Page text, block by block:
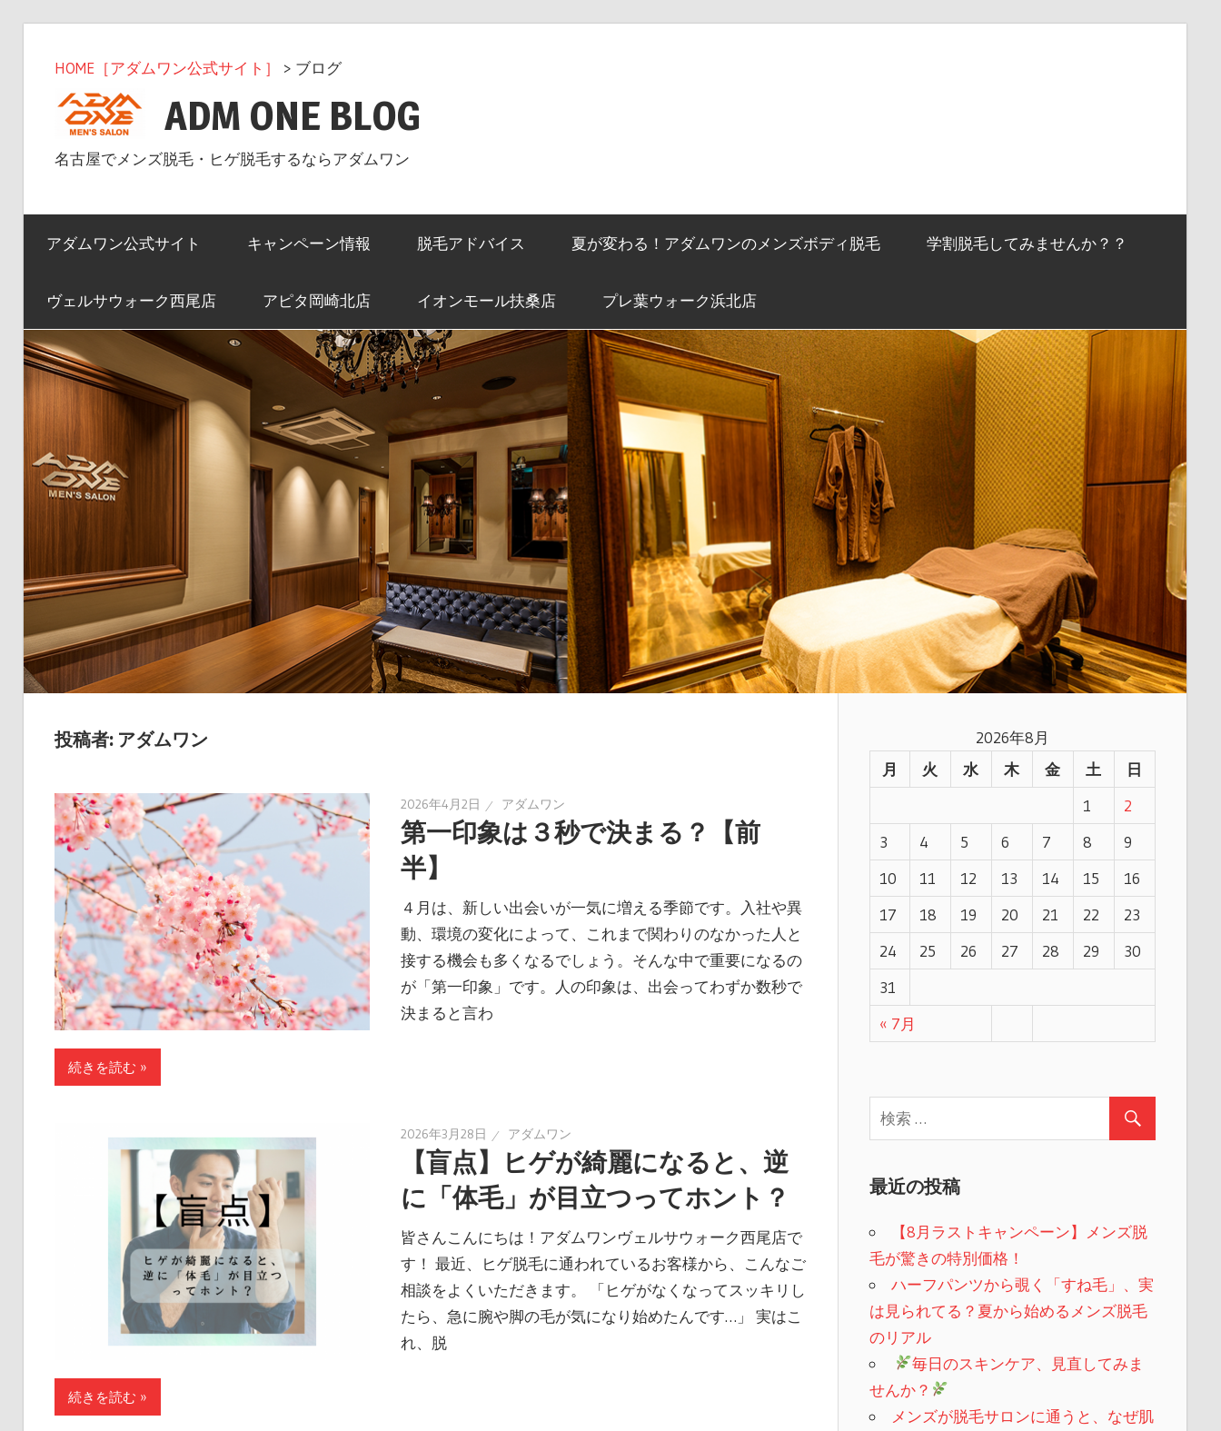
キ
HOME［アダムワン公式サイト］ > ブログ
ADM ONE BLOG
名古屋でメンズ脱毛・ヒゲ脱毛するならアダムワン
アダムワン公式サイト キャンペーン情報 脱毛アドバイス 夏が変わる！アダムワンのメンズボディ脱毛 学割脱毛してみませんか？？
ヴェルサウォーク西尾店 アピタ岡崎北店 イオンモール扶桑店 プレ葉ウォーク浜北店
投稿者: アダムワン
2026年4月2日 アダムワン
第一印象は３秒で決まる？【前
半】
４月は、新しい出会いが一気に増える季節です。入社や異
動、環境の変化によって、これまで関わりのなかった人と
接する機会も多くなるでしょう。そんな中で重要になるの
が「第一印象」です。人の印象は、出会ってわずか数秒で
決まると言わ
続きを読む »
2026年3月28日 アダムワン
【盲点】ヒゲが綺麗になると、逆
に「体毛」が目立つってホント？
皆さんこんにちは！アダムワンヴェルサウォーク西尾店で
す！ 最近、ヒゲ脱毛に通われているお客様から、こんなご
相談をよくいただきます。 「ヒゲがなくなってスッキリし
たら、急に腕や脚の毛が気になり始めたんです…」 実はこ
れ、脱
続きを読む »
2026年8月
月
火 水 木 金 土 日
« 7月
1
2
3
4 5 6 7 8
9
10
11 12 13 14 15
16
17
18 19 20 21 22
23
24
25 26 27 28 29
30
31
最近の投稿
【8月ラストキャンペーン】メンズ脱
毛が驚きの特別価格！
ハーフパンツから覗く「すね毛」、実
は見られてる？夏から始めるメンズ脱毛
のリアル
毎日のスキンケア、見直してみま
せんか？
メンズが脱毛サロンに通うと、なぜ肌